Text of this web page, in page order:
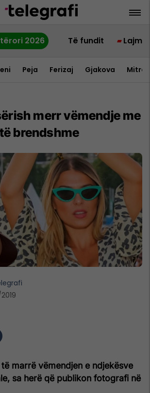
2026 Të fundit Lajme
Peja Ferizaj Gjakova
merr vëmendje me
brendshme
të marrë vëmendjen e ndjekësve
sa herë që publikon fotografi në